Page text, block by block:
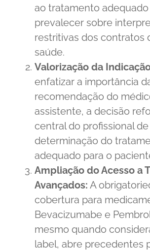
ao tratamento
prevalecer sobre
restritivas dos contratos
saúde.
Valorização da
enfatizar a importância
recomendação do
assistente, a decisão
central do profissional
determinação do
adequado para o
Ampliação do Acesso a
Avançados: A
cobertura para
Bevacizumabe e
mesmo quando
label, abre precedentes